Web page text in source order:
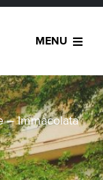
MENU
– Immacolata